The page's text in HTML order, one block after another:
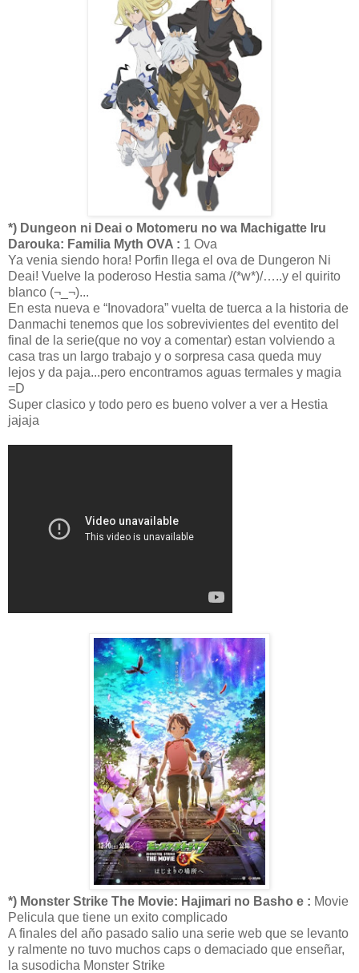
*) Dungeon ni Deai o Motomeru no wa Machigatte Iru
Darouka: Familia Myth OVA : 1 Ova
Ya venia siendo hora! Porfin llega el ova de Dungeron Ni
Deai! Vuelve la poderoso Hestia sama /(*w*)/…..y el quirito
blanco (¬_¬)...
En esta nueva e “Inovadora” vuelta de tuerca a la historia de
Danmachi tenemos que los sobrevivientes del eventito del
final de la serie(que no voy a comentar) estan volviendo a
casa tras un largo trabajo y o sorpresa casa queda muy
lejos y da paja...pero encontramos aguas termales y magia
=D
Super clasico y todo pero es bueno volver a ver a Hestia
jajaja
*) Monster Strike The Movie: Hajimari no Basho e : Movie
Pelicula que tiene un exito complicado
A finales del año pasado salio una serie web que se levanto
y ralmente no tuvo muchos caps o demaciado que enseñar,
la susodicha Monster Strike